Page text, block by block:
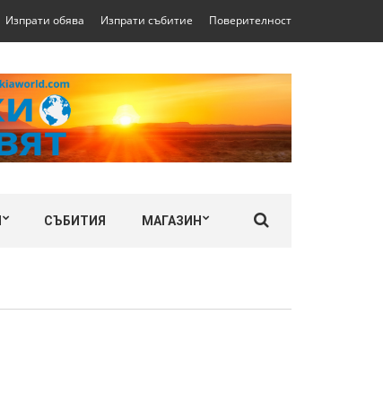
Изпрати обява Изпрати събитие Поверителност
СЪБИТИЯ МАГАЗИН